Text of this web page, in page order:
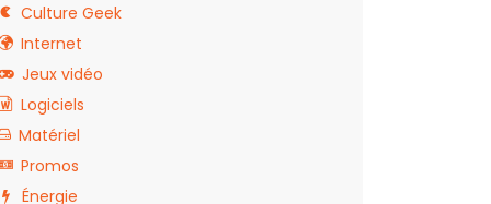
Culture Geek
Internet
Jeux vidéo
Logiciels
Matériel
Promos
Énergie